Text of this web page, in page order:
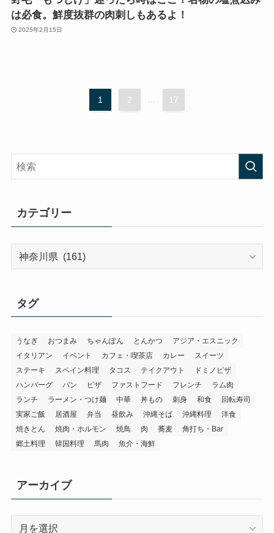
は必食。鮮度抜群の肉刺しもあるよ！
2025年2月15日
1 2 17
カテゴリー
ー
タグ
うなぎ おつまみ ちゃんぽん とんかつ
アジア・エスニック
イタリアン
イベント カフェ・喫茶店 カレー
スイーツ
ステーキ
スペイン料理 タコス テイクアウト
ドミノピザ
ハンバーグ
パン ピザ ファストフード フレンチ
ラム肉
ランチ
ラーメン・つけ麺 中華 丼もの 刺身 和食
回転寿司
実家ご飯
居酒屋 弁当 昼飲み 沖縄そば 沖縄料理
洋食
焼きとん
焼肉・ホルモン 焼鳥 肉 蕎麦
角打ち・Bar
郷土料理
韓国料理 馬肉 魚介・海鮮
アーカイブ